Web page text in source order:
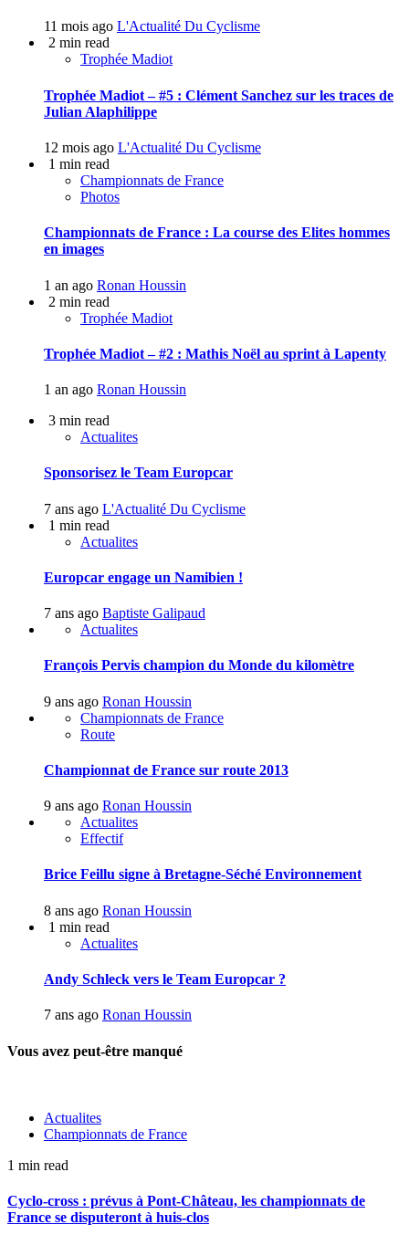
11 mois ago L'Actualité Du Cyclisme
2 min read
Trophée Madiot
Trophée Madiot – #5 : Clément Sanchez sur les traces de
Julian Alaphilippe
12 mois ago L'Actualité Du Cyclisme
1 min read
Championnats de France
Photos
Championnats de France : La course des Elites hommes
en images
1 an ago Ronan Houssin
2 min read
Trophée Madiot
Trophée Madiot – #2 : Mathis Noël au sprint à Lapenty
1 an ago Ronan Houssin
3 min read
Actualites
Sponsorisez le Team Europcar
7 ans ago L'Actualité Du Cyclisme
1 min read
Actualites
Europcar engage un Namibien !
7 ans ago Baptiste Galipaud
Actualites
François Pervis champion du Monde du kilomètre
9 ans ago Ronan Houssin
Championnats de France
Route
Championnat de France sur route 2013
9 ans ago Ronan Houssin
Actualites
Effectif
Brice Feillu signe à Bretagne-Séché Environnement
8 ans ago Ronan Houssin
1 min read
Actualites
Andy Schleck vers le Team Europcar ?
7 ans ago Ronan Houssin
Vous avez peut-être manqué
Actualites
Championnats de France
1 min read
Cyclo-cross : prévus à Pont-Château, les championnats de
France se disputeront à huis-clos